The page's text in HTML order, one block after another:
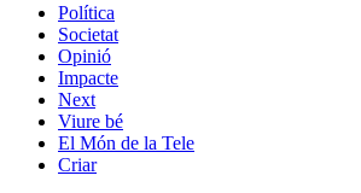
Política
Societat
Opinió
Impacte
Next
Viure bé
El Món de la Tele
Criar